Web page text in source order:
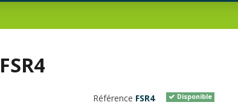
Référence FSR4 Disponible